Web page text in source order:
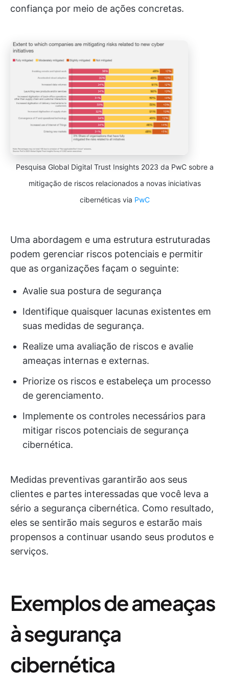
confiança por meio de ações concretas.
Pesquisa Global Digital Trust Insights 2023 da PwC sobre a
mitigação de riscos relacionados a novas iniciativas
cibernéticas via PwC
Uma abordagem e uma estrutura estruturadas
podem gerenciar riscos potenciais e permitir
que as organizações façam o seguinte:
Avalie sua postura de segurança
Identifique quaisquer lacunas existentes em
suas medidas de segurança.
Realize uma avaliação de riscos e avalie
ameaças internas e externas.
Priorize os riscos e estabeleça um processo
de gerenciamento.
Implemente os controles necessários para
mitigar riscos potenciais de segurança
cibernética.
Medidas preventivas garantirão aos seus
clientes e partes interessadas que você leva a
sério a segurança cibernética. Como resultado,
eles se sentirão mais seguros e estarão mais
propensos a continuar usando seus produtos e
serviços.
Exemplos de ameaças
à segurança
cibernética